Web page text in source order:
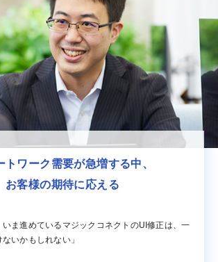
トワーク需要が急増する中、
お客様の期待に応える
いま進めているマジックコネクトのUI修正は、一
いかもしれない」